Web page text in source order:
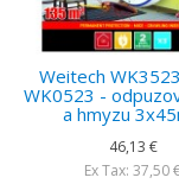
Weitech
WK0523 -
a hmyzu
46,13 €
Ex Tax: 37,50